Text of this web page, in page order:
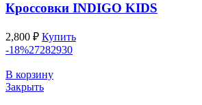
Кроссовки INDIGO KIDS
2,800 ₽ Купить
-18%27282930
В корзину
Закрыть